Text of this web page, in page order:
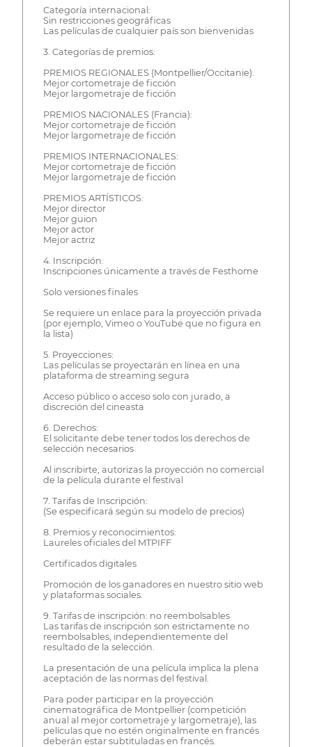
Categoría internacional:
Sin restricciones geográficas
Las películas de cualquier país son bienvenidas
3. Categorías de premios:
PREMIOS REGIONALES (Montpellier/Occitanie):
Mejor cortometraje de ficción
Mejor largometraje de ficción
PREMIOS NACIONALES (Francia):
Mejor cortometraje de ficción
Mejor largometraje de ficción
PREMIOS INTERNACIONALES:
Mejor cortometraje de ficción
Mejor largometraje de ficción
PREMIOS ARTÍSTICOS:
Mejor director
Mejor guion
Mejor actor
Mejor actriz
4. Inscripción:
Inscripciones únicamente a través de Festhome
Solo versiones finales
Se requiere un enlace para la proyección privada
(por ejemplo, Vimeo o YouTube que no figura en
la lista)
5. Proyecciones:
Las películas se proyectarán en línea en una
plataforma de streaming segura
Acceso público o acceso solo con jurado, a
discreción del cineasta
6. Derechos:
El solicitante debe tener todos los derechos de
selección necesarios
Al inscribirte, autorizas la proyección no comercial
de la película durante el festival
7. Tarifas de Inscripción:
(Se especificará según su modelo de precios)
8. Premios y reconocimientos:
Laureles oficiales del MTPIFF
Certificados digitales
Promoción de los ganadores en nuestro sitio web
y plataformas sociales.
9. Tarifas de inscripción: no reembolsables
Las tarifas de inscripción son estrictamente no
reembolsables, independientemente del
resultado de la selección.
La presentación de una película implica la plena
aceptación de las normas del festival.
Para poder participar en la proyección
cinematográfica de Montpellier (competición
anual al mejor cortometraje y largometraje), las
películas que no estén originalmente en francés
deberán estar subtituladas en francés.